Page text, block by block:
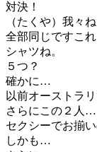
対決！
（たくや）我々
全部同じですこれ
シャツね。
５つ？
確かに…
以前オーストラ
さらにこの２人…
セクシーでお揃
しかも…